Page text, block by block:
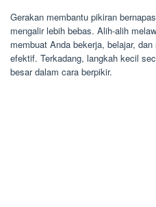
Gerakan membantu pikiran
mengalir lebih bebas. Alih-alih
membuat Anda bekerja, belajar,
efektif. Terkadang, langkah kecil
besar dalam cara berpikir.